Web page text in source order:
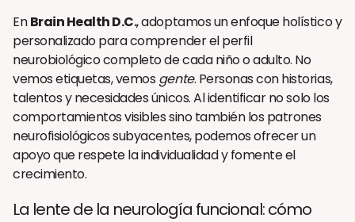
EnBrain Health D.C., adoptamos un enfoque holístico y
personalizado para comprender el perfil
neurobiológico completo de cada niño o adulto. No
vemos etiquetas, vemos gente. Personas con historias,
talentos y necesidades únicos. Al identificar no solo los
comportamientos visibles sino también los patrones
neurofisiológicos subyacentes, podemos ofrecer un
apoyo que respete la individualidad y fomente el
crecimiento.
La lente de la neurología funcional: cómo